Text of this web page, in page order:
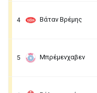
4 Βάταν Βρέμης
5 Μπρέμενχαβεν